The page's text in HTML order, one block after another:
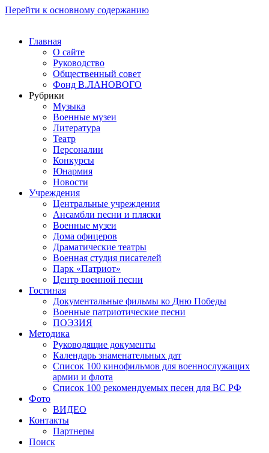
Перейти к основному содержанию
Главная
О сайте
Руководство
Общественный совет
Фонд В.ЛАНОВОГО
Рубрики
Музыка
Военные музеи
Литература
Театр
Персоналии
Конкурсы
Юнармия
Новости
Учреждения
Центральные учреждения
Ансамбли песни и пляски
Военные музеи
Дома офицеров
Драматические театры
Военная студия писателей
Парк «Патриот»
Центр военной песни
Гостиная
Документальные фильмы ко Дню Победы
Военные патриотические песни
ПОЭЗИЯ
Методика
Руководящие документы
Календарь знаменательных дат
Список 100 кинофильмов для военнослужащих
армии и флота
Список 100 рекомендуемых песен для ВС РФ
Фото
ВИДЕО
Контакты
Партнеры
Поиск